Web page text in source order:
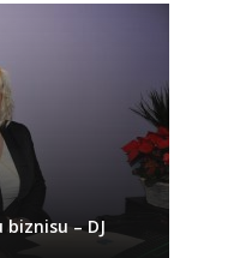
– DJ